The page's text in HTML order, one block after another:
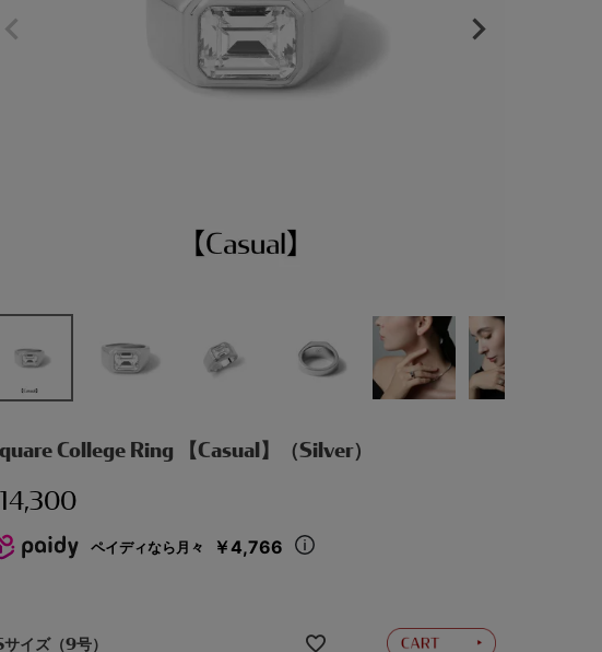
College Ring 【Casual】（Silver）
14,300
ペイディなら月々 ￥4,766
サイズ（9号）